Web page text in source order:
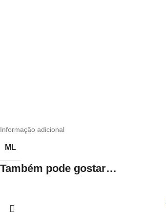
Informação adicional
ML
Também pode gostar…